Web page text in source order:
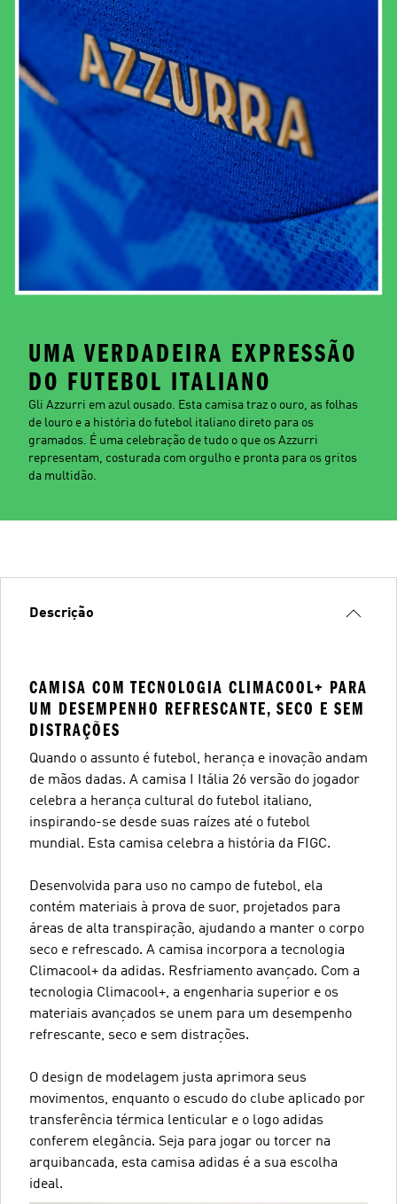
UMA VERDADEIRA EXPRESSÃO
DO FUTEBOL ITALIANO
Gli Azzurri em azul ousado. Esta camisa traz o ouro, as folhas
de louro e a história do futebol italiano direto para os
gramados. É uma celebração de tudo o que os Azzurri
representam, costurada com orgulho e pronta para os gritos
da multidão.
Descrição
CAMISA COM TECNOLOGIA CLIMACOOL+ PARA
UM DESEMPENHO REFRESCANTE, SECO E SEM
DISTRAÇÕES
Quando o assunto é futebol, herança e inovação andam
de mãos dadas. A camisa I Itália 26 versão do jogador
celebra a herança cultural do futebol italiano,
inspirando-se desde suas raízes até o futebol
mundial. Esta camisa celebra a história da FIGC.
Desenvolvida para uso no campo de futebol, ela
contém materiais à prova de suor, projetados para
áreas de alta transpiração, ajudando a manter o corpo
seco e refrescado. A camisa incorpora a tecnologia
Climacool+ da adidas. Resfriamento avançado. Com a
tecnologia Climacool+, a engenharia superior e os
materiais avançados se unem para um desempenho
refrescante, seco e sem distrações.
O design de modelagem justa aprimora seus
movimentos, enquanto o escudo do clube aplicado por
transferência térmica lenticular e o logo adidas
conferem elegância. Seja para jogar ou torcer na
arquibancada, esta camisa adidas é a sua escolha
ideal.